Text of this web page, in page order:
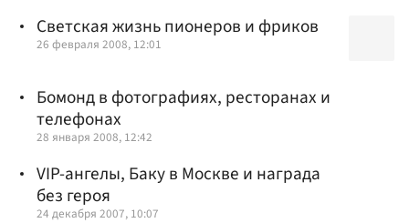
Светская жизнь пионеров и фриков
26 февраля 2008, 12:01
Бомонд в фотографиях, ресторанах и
телефонах
28 января 2008, 12:42
VIP-ангелы, Баку в Москве и награда
без героя
24 декабря 2007, 10:07